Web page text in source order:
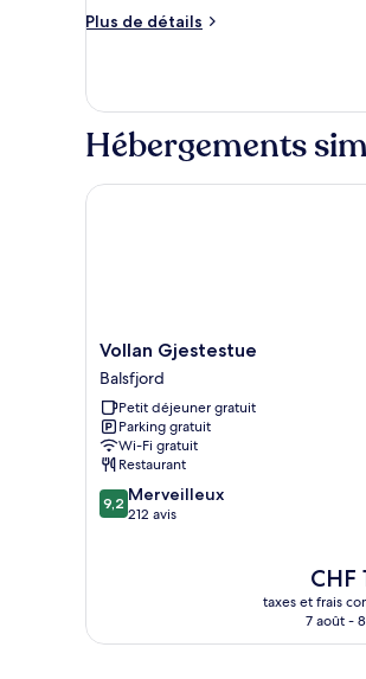
chambre :
CABIN,
3
SEA
Plus de détails
Plus
le
type
de
SECOND
Hébergements
Vollan
Gjestestue
Balsfjord
Vollan Gjestestue
Balsfjord
Petit déjeuner gratuit
Parking gratuit
Wi-Fi gratuit
Restaurant
9.2
sur
9,2 Merveilleux
212 avis
Le
prix
CHF
taxes et frais
7 août -
Vollan Gjestestue